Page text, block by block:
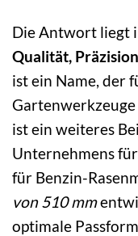
Die Antwort liegt
Qualität,
ist ein Name, der
Gartenwerkzeuge
ist ein weiteres
Unternehmens
für Benzin-
von 510 mm
optimale